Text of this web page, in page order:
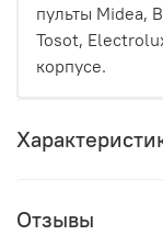
пульты Midea,
Tosot,
корпусе.
Отзывы